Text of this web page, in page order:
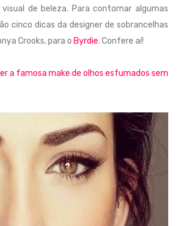
de beleza. Para contornar algumas
cinco dicas da designer de sobrancelhas
Crooks, para o Byrdie. Confere aí!
a famosa make de olhos esfumados sem